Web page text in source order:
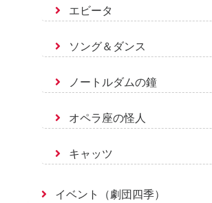
エビータ
ソング＆ダンス
ノートルダムの鐘
オペラ座の怪人
キャッツ
イベント（劇団四季）